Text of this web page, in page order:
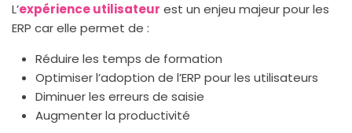
L’expérience utilisateur est un enjeu majeur pour les
ERP car elle permet de :
Réduire les temps de formation
Optimiser l’adoption de l’ERP pour les utilisateurs
Diminuer les erreurs de saisie
Augmenter la productivité